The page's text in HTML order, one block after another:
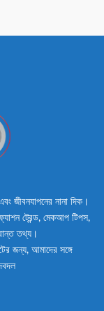
জীবনযাপনের নানা দিক।
ট্রেন্ড, মেকআপ টিপস,
তথ্য।
জন্য, আমাদের সঙ্গে